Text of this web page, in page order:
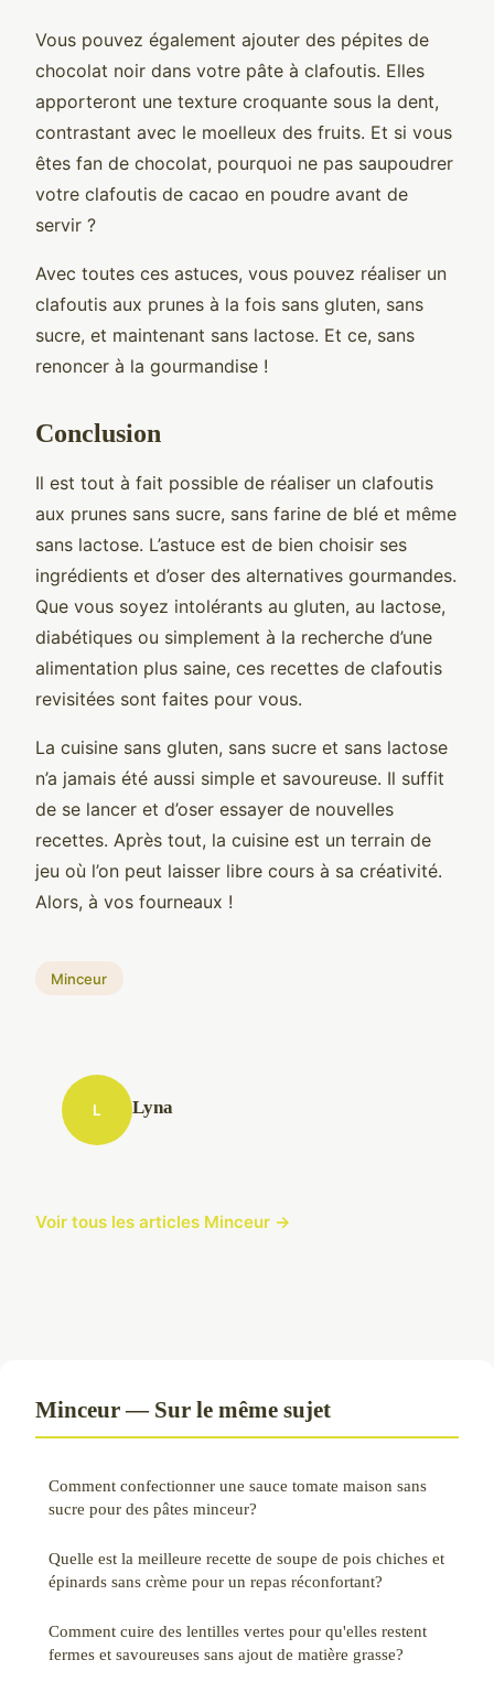
Vous pouvez également ajouter des pépites de
chocolat noir dans votre pâte à clafoutis. Elles
apporteront une texture croquante sous la dent,
contrastant avec le moelleux des fruits. Et si vous
êtes fan de chocolat, pourquoi ne pas saupoudrer
votre clafoutis de cacao en poudre avant de
servir ?
Avec toutes ces astuces, vous pouvez réaliser un
clafoutis aux prunes à la fois sans gluten, sans
sucre, et maintenant sans lactose. Et ce, sans
renoncer à la gourmandise !
Conclusion
Il est tout à fait possible de réaliser un clafoutis
aux prunes sans sucre, sans farine de blé et même
sans lactose. L’astuce est de bien choisir ses
ingrédients et d’oser des alternatives gourmandes.
Que vous soyez intolérants au gluten, au lactose,
diabétiques ou simplement à la recherche d’une
alimentation plus saine, ces recettes de clafoutis
revisitées sont faites pour vous.
La cuisine sans gluten, sans sucre et sans lactose
n’a jamais été aussi simple et savoureuse. Il suffit
de se lancer et d’oser essayer de nouvelles
recettes. Après tout, la cuisine est un terrain de
jeu où l’on peut laisser libre cours à sa créativité.
Alors, à vos fourneaux !
Minceur
L Lyna
Voir tous les articles Minceur →
Minceur — Sur le même sujet
Comment confectionner une sauce tomate maison sans
sucre pour des pâtes minceur?
Quelle est la meilleure recette de soupe de pois chiches et
épinards sans crème pour un repas réconfortant?
Comment cuire des lentilles vertes pour qu'elles restent
fermes et savoureuses sans ajout de matière grasse?